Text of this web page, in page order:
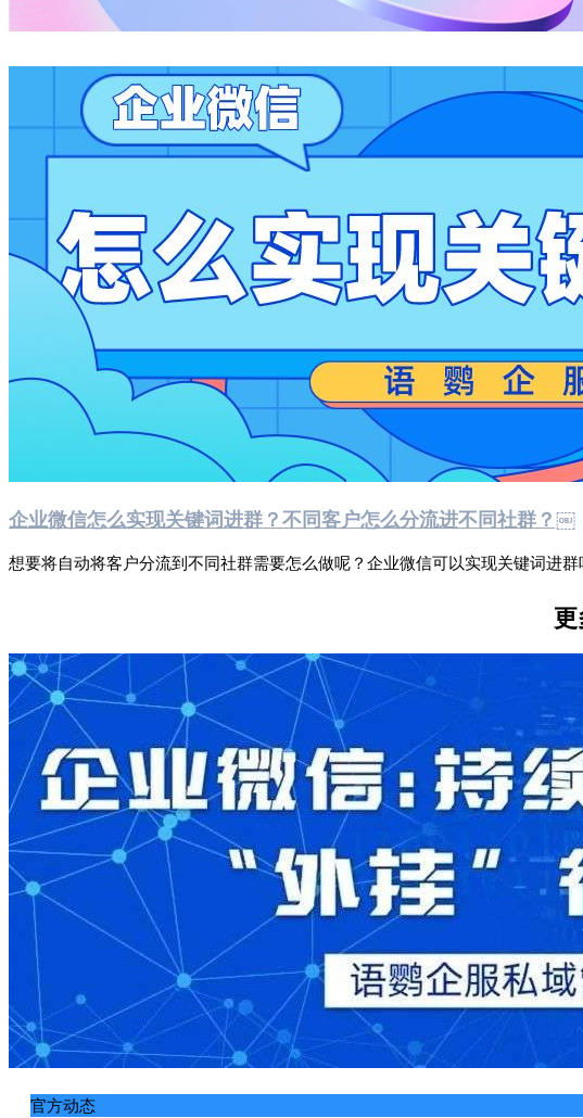
企业微信怎么实现关键词进群？不同客户怎么分流进不同社群？￼
想要将自动将客户分流到不同社群需要怎么做呢？企业微信可以实现关键词进
官方动态